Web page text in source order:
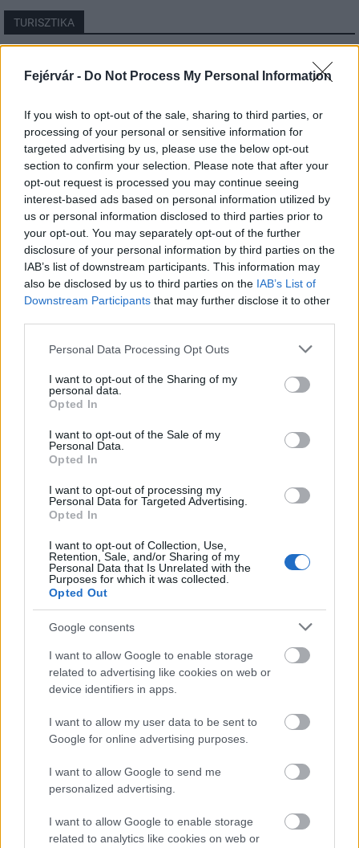
Fejérvár - Do Not Process My Personal Information
If you wish to opt-out of the sale, sharing to third parties, or
processing of your personal or sensitive information for
targeted advertising by us, please use the below opt-out
section to confirm your selection. Please note that after your
opt-out request is processed you may continue seeing
interest-based ads based on personal information utilized by
us or personal information disclosed to third parties prior to
your opt-out. You may separately opt-out of the further
disclosure of your personal information by third parties on the
IAB’s list of downstream participants. This information may
also be disclosed by us to third parties on the IAB’s List of
Downstream Participants that may further disclose it to other
Please note that this website/app uses one or more Google
not limited to your visit or usage behaviour. You may click to
grant or deny consent to Google and its third-party tags to
use your data for below specified purposes in below Google
consent section.
Personal Data Processing Opt Outs
I want to opt-out of the Sharing of my
personal data.
Opted In
I want to opt-out of the Sale of my
Personal Data.
Opted In
I want to opt-out of processing my
Personal Data for Targeted Advertising.
Opted In
I want to opt-out of Collection, Use,
Retention, Sale, and/or Sharing of my
Personal Data that Is Unrelated with the
Purposes for which it was collected.
Opted Out
Google consents
I want to allow Google to enable storage
related to advertising like cookies on web or
device identifiers in apps.
I want to allow my user data to be sent to
Google for online advertising purposes.
I want to allow Google to send me
personalized advertising.
I want to allow Google to enable storage
related to analytics like cookies on web or
TURISZTIKA
Név
E-mail cím
Feliratkozom a hírlevélre és elfogadom azadatvédelmi
szabályzatot!
FELIRATKOZÁS
másodfokúra csökken a riasztás
Helyi hírek
Bicske vízellátása
termeléssel tehermentesíti a
villamosenergia-rendszert a STRABAG
HIRDETÉS
HIRDETÉS
HIRDETÉS